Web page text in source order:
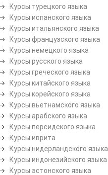
Курсы турецкого языка
Курсы испанского языка
Курсы итальянского языка
Курсы французского языка
Курсы немецкого языка
Курсы русского языка
Курсы греческого языка
Курсы китайского языка
Курсы корейского языка
Курсы вьетнамского языка
Курсы арабского языка
Курсы персидского языка
Курсы иврита
Курсы нидерландского языка
Курсы индонезийского языка
Курсы эстонского языка